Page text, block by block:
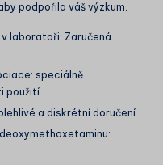
podpořila váš výzkum.
laboratoři: Zaručená
speciálně
použití.
a diskrétní doručení.